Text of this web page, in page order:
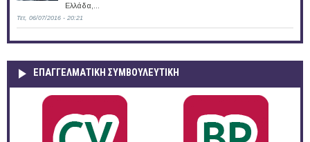
Ελλάδα,...
Τετ, 06/07/2016 - 20:21
ΕΠΑΓΓΕΛΜΑΤΙΚΉ ΣΥΜΒΟΥΛΕΥΤΙΚΉ